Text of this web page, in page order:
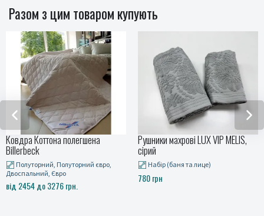
Разом з цим товаром купують
Коттона полегшена
Полуторний євро,
Євро
до 3276 грн.
Рушники махрові LUX VIP MELIS,
Набір (баня та лице)